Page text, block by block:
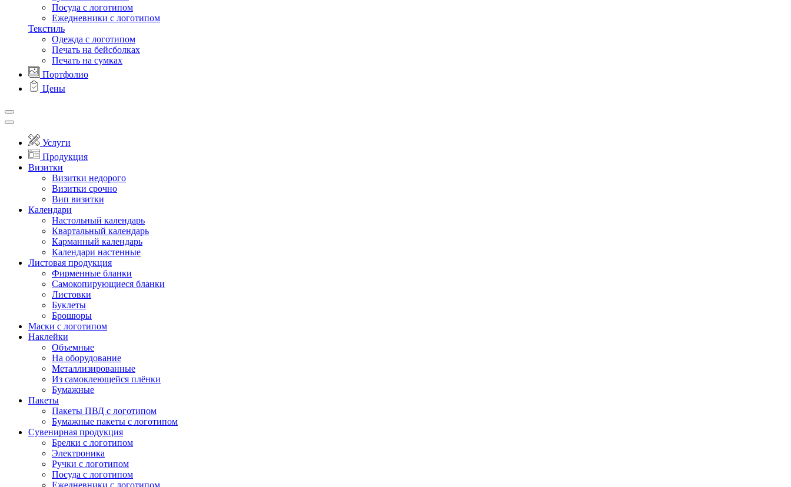
Посуда с логотипом
Ежедневники с логотипом
Текстиль
Одежда с логотипом
Печать на бейсболках
Печать на сумках
Портфолио
Цены
Услуги
Продукция
Визитки
Визитки недорого
Визитки срочно
Вип визитки
Календари
Настольный календарь
Квартальный календарь
Карманный календарь
Календари настенные
Листовая продукция
Фирменные бланки
Самокопирующиеся бланки
Листовки
Буклеты
Брошюры
Маски с логотипом
Наклейки
Объемные
На оборудование
Металлизированные
Из самоклеющейся плёнки
Бумажные
Пакеты
Пакеты ПВД с логотипом
Бумажные пакеты с логотипом
Сувенирная продукция
Брелки с логотипом
Электроника
Ручки с логотипом
Посуда с логотипом
Ежедневники с логотипом